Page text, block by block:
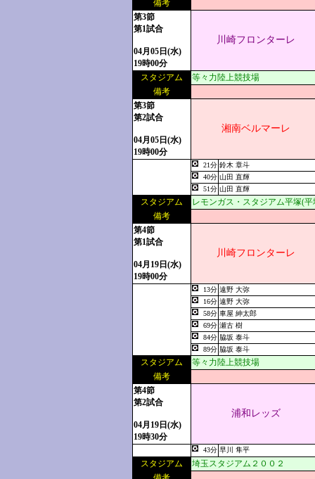
備考
第3節
第1試合
04月05日(水)
19時00分
川崎フロンターレ
スタジアム
等々力陸上競技場
備考
第3節
第2試合
04月05日(水)
19時00分
湘南ベルマーレ
21分 鈴木 章斗
40分 山田 直輝
51分 山田 直輝
スタジアム
レモンガス・スタジアム平塚(平
備考
第4節
第1試合
04月19日(水)
19時00分
川崎フロンターレ
13分 遠野 大弥
16分 遠野 大弥
58分 車屋 紳太郎
69分 瀬古 樹
84分 脇坂 泰斗
89分 脇坂 泰斗
スタジアム
等々力陸上競技場
備考
第4節
第2試合
04月19日(水)
19時30分
浦和レッズ
43分 早川 隼平
スタジアム
埼玉スタジアム２００２